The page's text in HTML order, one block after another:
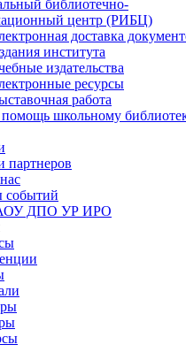
библиотечно-
центр (РИБЦ)
доставка
института
издательства
ресурсы
работа
школьному
партнеров
событий
АОУ ДПО УР ИРО